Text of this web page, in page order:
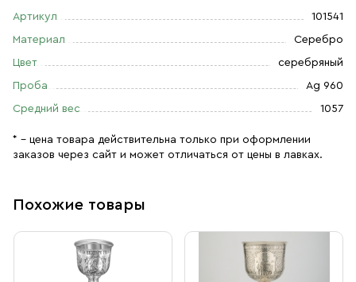
Артикул 101541
Материал Серебро
Цвет серебряный
Проба Ag 960
Средний вес 1057
* – цена товара действительна только при оформлении
заказов через сайт и может отличаться от цены в лавках.
Похожие товары